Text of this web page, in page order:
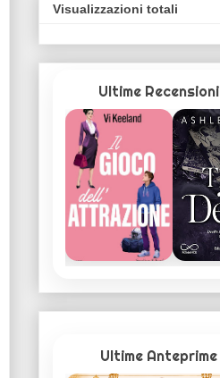
Visualizzazioni totali
Ultime Recensioni
Ultime Anteprime